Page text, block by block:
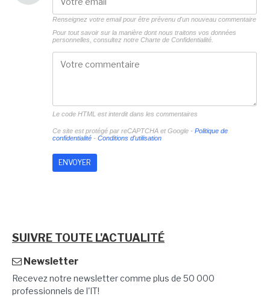
Renseignez votre email pour être prévenu d'un nouveau commentaire
Pour tout savoir sur la manière dont nous traitons vos données
personnelles, consultez notre Charte de Confidentialité.
Le code HTML est interdit dans les commentaires
Ce site est protégé par reCAPTCHA et Google - Politique de
confidentialité- Conditions d'utilisation
SUIVRE TOUTE L'ACTUALITÉ
Newsletter
Recevez notre newsletter comme plus de 50 000
professionnels de l'IT!